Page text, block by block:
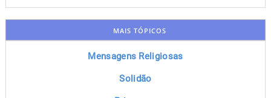
MAIS TÓPICOS
Mensagens Religiosas
Solidão